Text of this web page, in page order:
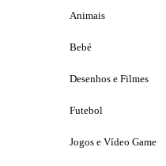
Animais
Bebé
Desenhos e Filmes
Futebol
Jogos e Vídeo Game